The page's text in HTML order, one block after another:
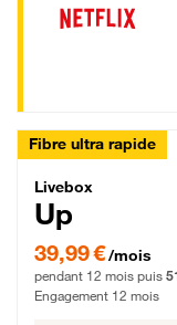
Fibre ultra rapide
Livebox Up
Livebox
Up
39,99 € par mois
39,99 €/mois
pendant 12 mois puis
Engagement 12 mois